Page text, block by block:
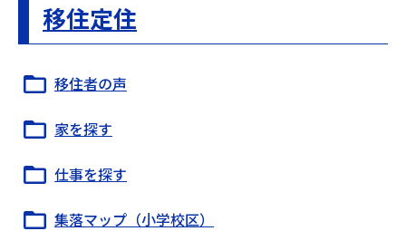
移住定住
移住者の声
家を探す
仕事を探す
集落マップ（小学校区）